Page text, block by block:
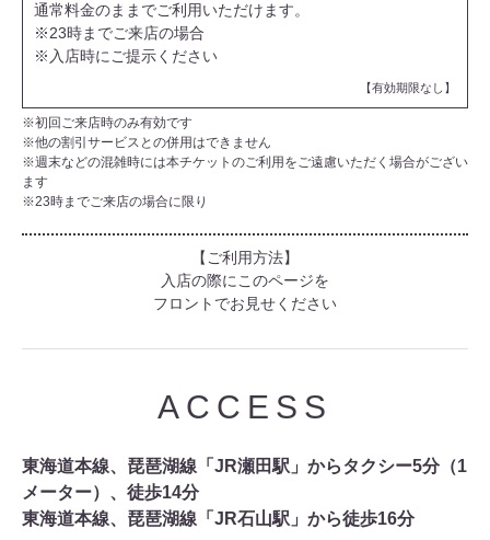
通常料金のままでご利用いただけます。
※23時までご来店の場合
※入店時にご提示ください
【有効期限なし】
※初回ご来店時のみ有効です
※他の割引サービスとの併用はできません
※週末などの混雑時には本チケットのご利用をご遠慮いただく場合がござい
ます
※23時までご来店の場合に限り
【ご利用方法】
入店の際にこのページを
フロントでお見せください
ACCESS
東海道本線、琵琶湖線「JR瀬田駅」からタクシー5分（1
メーター）、徒歩14分
東海道本線、琵琶湖線「JR石山駅」から徒歩16分